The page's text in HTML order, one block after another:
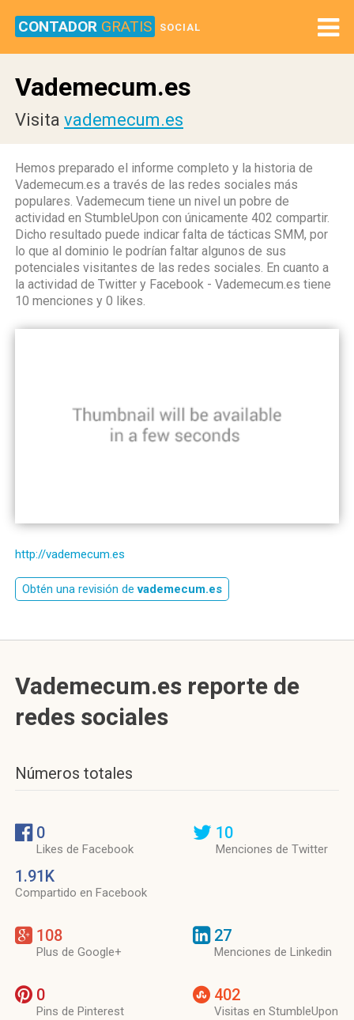
CONTADOR GRATIS SOCIAL
Vademecum.es
Visita vademecum.es
Hemos preparado el informe completo y la historia de
Vademecum.es a través de las redes sociales más
populares. Vademecum tiene un nivel un pobre de
actividad en StumbleUpon con únicamente 402 compartir.
Dicho resultado puede indicar falta de tácticas SMM, por
lo que al dominio le podrían faltar algunos de sus
potenciales visitantes de las redes sociales. En cuanto a
la actividad de Twitter y Facebook - Vademecum.es tiene
10 menciones y 0 likes.
http://vademecum.es
Obtén una revisión devademecum.es
Vademecum.es reporte de
redes sociales
Números totales
0
Likes de Facebook
1.91K
Compartido en Facebook
10
Menciones de Twitter
108
Plus de Google+
27
Menciones de Linkedin
0
Pins de Pinterest
402
Visitas en StumbleUpon